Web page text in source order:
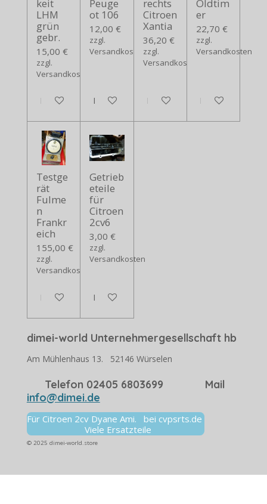
keit
LHM
grün
gebr.
15,00 €
zzgl.
Versandkosten
In den Warenkorb
Peuge
ot 106
12,00 €
zzgl.
Versandkosten
In den Warenkorb
rechts
Citroen
Xantia
36,20 €
zzgl.
Versandkosten
In den Warenkorb
Oldtim
er
22,70 €
zzgl.
Versandkosten
In den
Testge
rät
Fulme
n
Frankr
eich
155,00 €
zzgl.
Versandkosten
In den Warenkorb
Getrieb
eteile
für
Citroen
2cv6
3,00 €
zzgl.
Versandkosten
In den Warenkorb
dimei-world Unternehmergesellschaft hb
Am Mühlenhaus 13. 52146 Würselen
Telefon 02405 6803699 Mail
info@dimei.de
Für Citroen 2cv Dyane Ami. bei cvpsrts.de
Viele Ersatzteile
© 2025 dimei-world.store